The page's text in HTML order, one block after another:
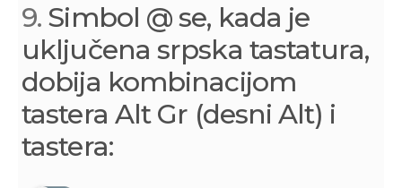
9. Simbol @ se, kada je
uključena srpska tastatura,
dobija kombinacijom
tastera Alt Gr (desni Alt) i
tastera: